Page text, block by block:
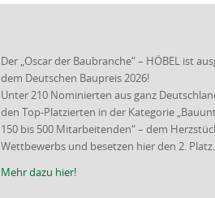
Der „Oscar der Baubranche“ – HÖBEL ist
dem Deutschen Baupreis 2026!
Unter 210 Nominierten aus ganz
den Top-Platzierten in der Kategorie
150 bis 500 Mitarbeitenden“ – dem
Wettbewerbs und besetzen hier den 2. Platz.
Mehr dazu hier!